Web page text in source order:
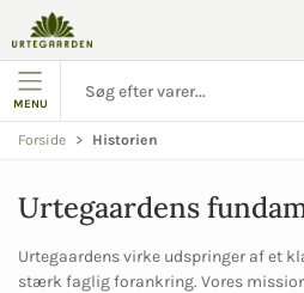
MENU
Forside Historien
Urtegaardens
Urtegaardens virke udspringer af et
stærk faglig forankring. Vores